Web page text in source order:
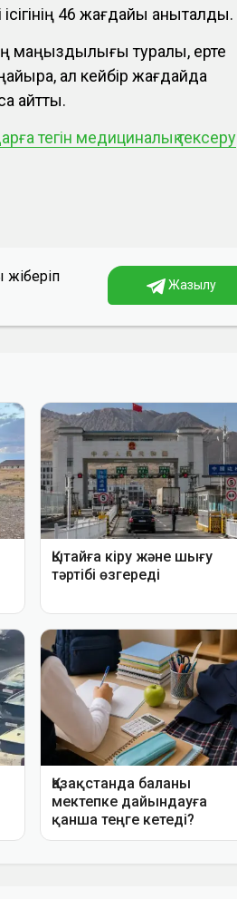
ісігінің 46 жағдайы анықталды.
маңыздылығы туралы, ерте
ал кейбір жағдайда
айтты.
тегін медициналық тексеру
жіберіп
Жазылу